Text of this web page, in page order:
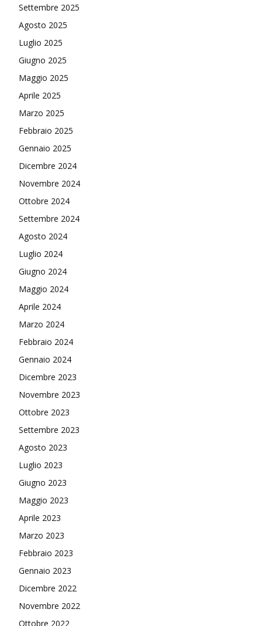
Settembre 2025
Agosto 2025
Luglio 2025
Giugno 2025
Maggio 2025
Aprile 2025
Marzo 2025
Febbraio 2025
Gennaio 2025
Dicembre 2024
Novembre 2024
Ottobre 2024
Settembre 2024
Agosto 2024
Luglio 2024
Giugno 2024
Maggio 2024
Aprile 2024
Marzo 2024
Febbraio 2024
Gennaio 2024
Dicembre 2023
Novembre 2023
Ottobre 2023
Settembre 2023
Agosto 2023
Luglio 2023
Giugno 2023
Maggio 2023
Aprile 2023
Marzo 2023
Febbraio 2023
Gennaio 2023
Dicembre 2022
Novembre 2022
Ottobre 2022